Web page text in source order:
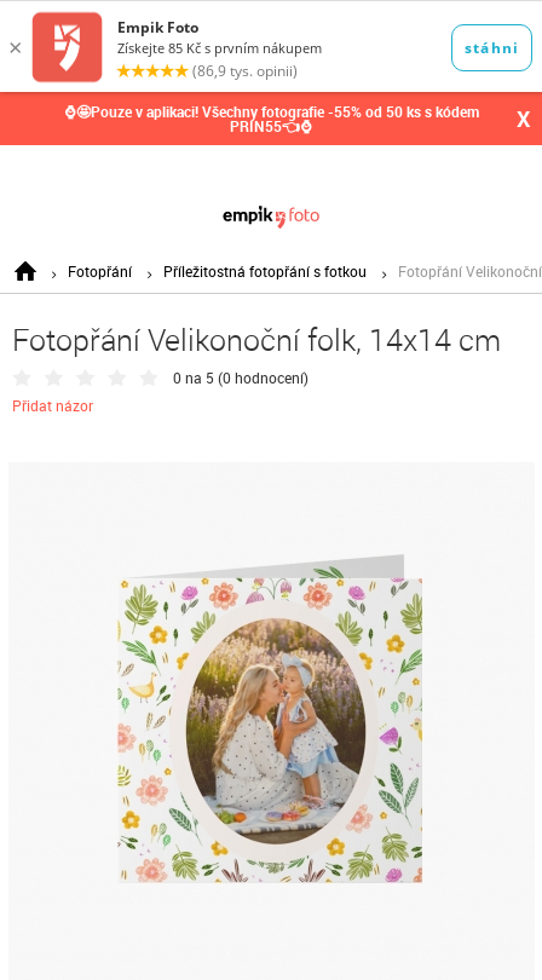
⌚🤩Pouze v aplikaci! Všechny fotografie -55% od 50 ks s kódem
PRIN55👈⌚ X
Fotopřání Příležitostná fotopřání s fotkou Fotopřání
Fotopřání Velikonoční folk, 14x14 cm
0 na 5 (0 hodnocení)
Přidat názor